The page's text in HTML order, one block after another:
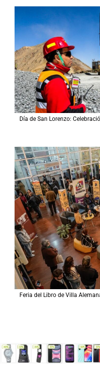
Día de San Lorenzo:
Feria del Libro de Villa